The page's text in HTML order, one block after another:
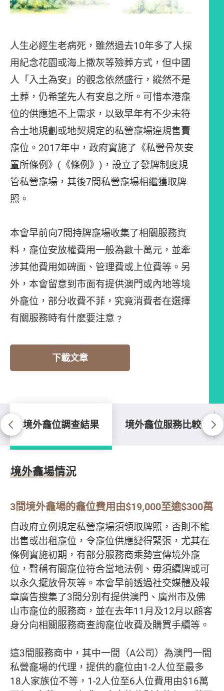
人生必經生老病死，雖然過去10年多了人採
用紀念花園或海上撒灰等殮葬方式，但中國
人「入土為安」的觀念依然盛行，縱然不是
土葬，仍希望先人有安息之所。可惜本港龕
位的供應追不上需求，以致早年有不少未符
合土地規劃或地契規定的私營龕場違規售賣
龕位。2017年中，政府實施了《私營骨灰安
置所條例》(《條例》)，設立了發牌制度規
管私營龕場，其後7間私營龕場相繼獲取牌
照。
本會早前向7間持牌龕場收集了相關服務資
料，龕位安放權費用一般為數十萬元，並牽
涉其他費用如碑面、管理費或上位費等。另
外，本會留意到市面有提供澳門或內地等境
外龕位，部分收費不菲，究竟消費者在選擇
有關服務時有什麽要注意﹖
下載文章
境外龕位調查結果 境外龕位服務比較
境外龕位調查結果
境外龕場情況
3間境外龕場的龕位費用由$19,000至逾$300萬
自政府立例規定私營龕場須領取牌照，否則不能
出售或出租龕位，令龕位供應變得緊張，尤其在
條例實施初期，有部分服務商乘勢宣傳境外龕
位，聲稱有關龕位符合當地法例、毋須續牌或可
以永久擺放骨灰等。本會早前透過社交媒體及報
章廣告搜集了3間分別有提供澳門、廣州市及佛
山市龕位的服務商，並在去年11月及12月以顧客
身分向相關服務商查詢龕位收費及購買手續等。
這3間服務商中，其中一間（A公司）為澳門一間
私營龕場的代理，提供的龕位由1-2人位至最多
18人家族位不等，1-2人位至6人位費用由$16萬